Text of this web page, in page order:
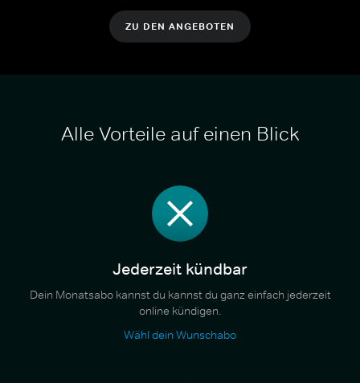
ZU DEN ANGEBOTEN
Alle Vorteile auf einen Blick
Jederzeit kündbar
Dein Monatsabo kannst du kannst du ganz einfach jederzeit
online kündigen.
Wähl dein Wunschabo